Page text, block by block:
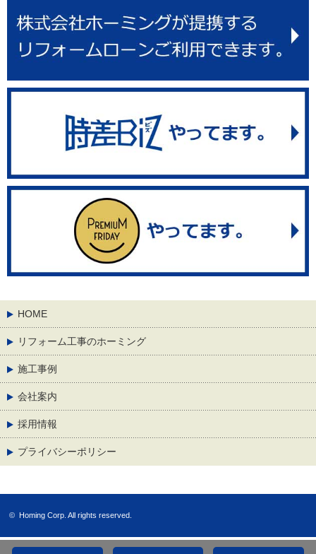
HOME
リフォーム工事のホーミング
施工事例
会社案内
採用情報
プライバシーポリシー
© Homing Corp. All rights reserved.